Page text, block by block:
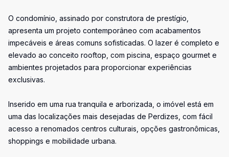
O condomínio, assinado por construtora de prestígio,
apresenta um projeto contemporâneo com acabamentos
impecáveis e áreas comuns sofisticadas. O lazer é completo e
elevado ao conceito rooftop, com piscina, espaço gourmet e
ambientes projetados para proporcionar experiências
exclusivas.
Inserido em uma rua tranquila e arborizada, o imóvel está em
uma das localizações mais desejadas de Perdizes, com fácil
acesso a renomados centros culturais, opções gastronômicas,
shoppings e mobilidade urbana.